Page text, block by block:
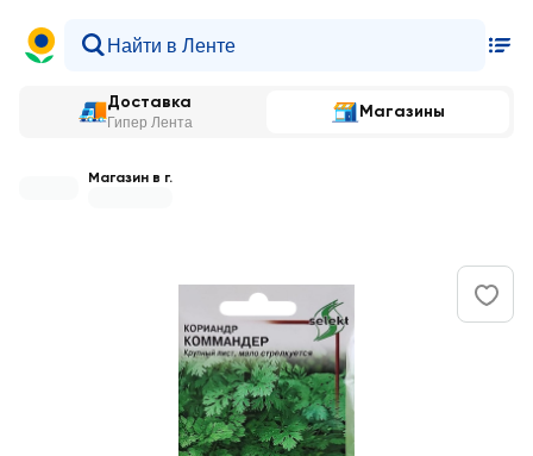
Доставка
Гипер Лента
Магазины
Магазин в г.